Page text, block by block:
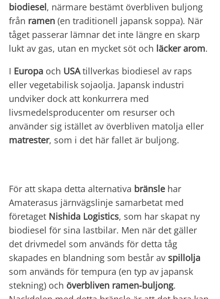
biodiesel, närmare bestämt överbliven buljong
från ramen (en traditionell japansk soppa). När
tåget passerar lämnar det inte längre en skarp
lukt av gas, utan en mycket söt och läcker arom.
I Europa och USAtillverkas biodiesel av raps
eller vegetabilisk sojaolja. Japansk industri
undviker dock att konkurrera med
livsmedelsproducenter om resurser och
använder sig istället av överbliven matolja eller
matrester, som i det här fallet är buljong.
För att skapa detta alternativa bränsle har
Amaterasus järnvägslinje samarbetat med
företaget Nishida Logistics, som har skapat ny
biodiesel för sina lastbilar. Men när det gäller
det drivmedel som används för detta tåg
skapades en blandning som består av spillolja
som används för tempura (en typ av japansk
stekning) och överbliven ramen-buljong.